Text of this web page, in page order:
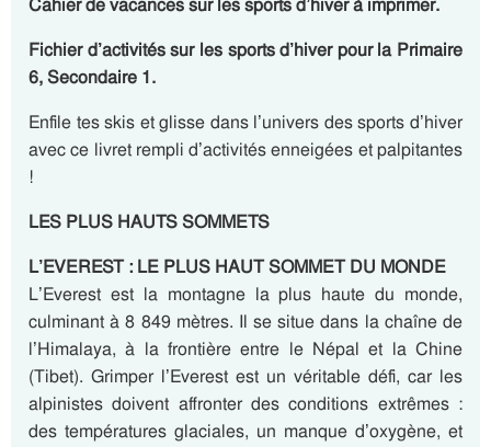
Cahier de vacances sur les sports d’hiver à imprimer.
Fichier d’activités sur les sports d’hiver pour la Primaire
6, Secondaire 1.
Enfile tes skis et glisse dans l’univers des sports d’hiver
avec ce livret rempli d’activités enneigées et palpitantes
!
LES PLUS HAUTS SOMMETS
L’EVEREST : LE PLUS HAUT SOMMET DU MONDE
L’Everest est la montagne la plus haute du monde,
culminant à 8 849 mètres. Il se situe dans la chaîne de
l’Himalaya, à la frontière entre le Népal et la Chine
(Tibet). Grimper l’Everest est un véritable défi, car les
alpinistes doivent affronter des conditions extrêmes :
des températures glaciales, un manque d’oxygène, et